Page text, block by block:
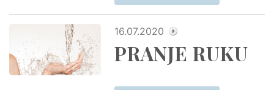
16.07.2020
PRANJE RUKU